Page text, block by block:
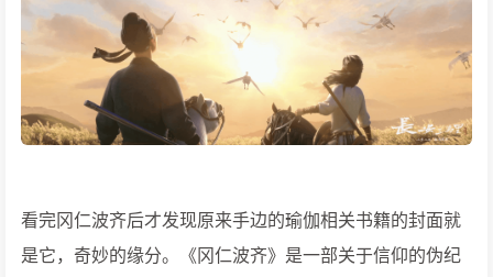
看完冈仁波齐后才发现原来手边的瑜伽相关书籍的封面就
是它，奇妙的缘分。《冈仁波齐》是一部关于信仰的伪纪